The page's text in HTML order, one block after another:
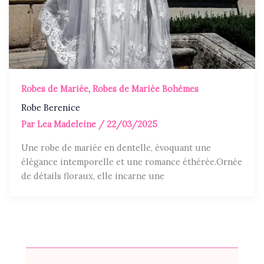
Robes de Mariée,Robes de Mariée Bohèmes
Robe Berenice
ParLea Madeleine / 22/03/2025
Une robe de mariée en dentelle, évoquant une
élégance intemporelle et une romance éthérée.Ornée
de détails floraux, elle incarne une